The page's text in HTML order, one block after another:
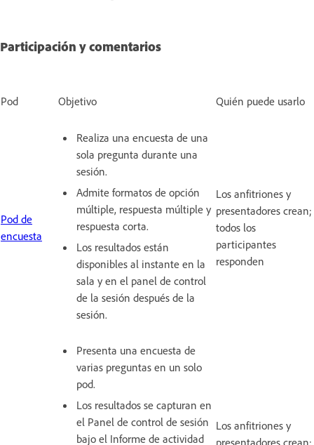
Participación y comentarios
Pod Objetivo Quién puede usarlo
Pod de
encuesta
Realiza una encuesta de una
sola pregunta durante una
sesión.
Admite formatos de opción
múltiple, respuesta múltiple y
respuesta corta.
Los resultados están
disponibles al instante en la
sala y en el panel de control
de la sesión después de la
sesión.
Los anfitriones y
presentadores crean;
todos los
participantes
responden
Presenta una encuesta de
varias preguntas en un solo
pod.
Los resultados se capturan en
el Panel de control de sesión
bajo el Informe de actividad
Los anfitriones y
presentadores crean;